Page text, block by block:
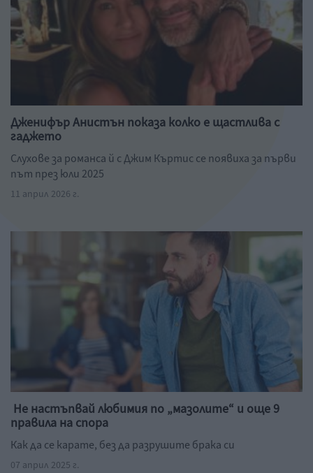
Дженифър Анистън показа колко е щастлива с
гаджето
Слухове за романса й с Джим Къртис се появиха за първи
път през юли 2025
11 април 2026 г.
Не настъпвай любимия по „мазолите“ и още 9
правила на спора
Как да се карате, без да разрушите брака си
07 април 2025 г.